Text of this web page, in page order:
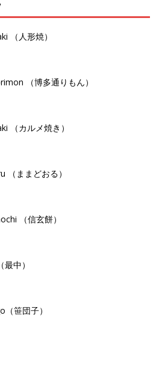
（人形焼）
（博多通りもん）
（カルメ焼き）
（ままどおる）
（信玄餅）
中）
笹団子）